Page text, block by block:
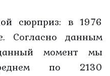
сюрприз: в 1976
Согласно данным
момент мы
по 2130